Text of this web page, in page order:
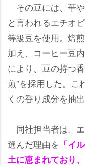
その豆には、華
と言われるエチオ
等級豆を使用。焙
加え、コーヒー豆
により、豆の持つ
煎”を採用した。こ
くの香り成分を抽出
同社担当者は、
選んだ理由を 「イ
土に恵まれており